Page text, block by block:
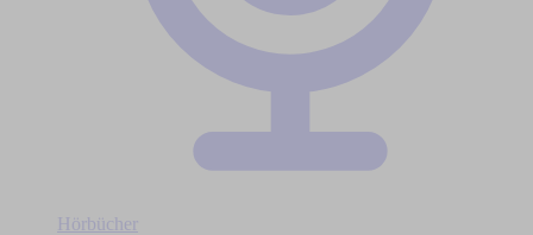
Hörbücher